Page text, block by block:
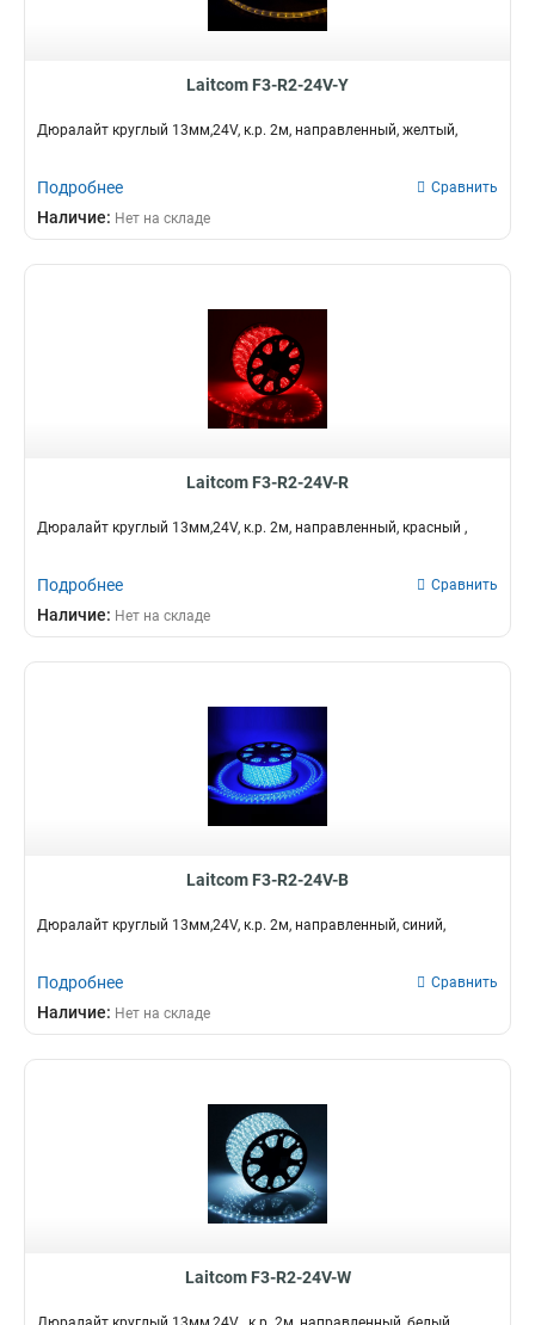
Laitcom F3-R2-24V-Y
Дюралайт круглый 13мм,24V, к.р. 2м, направленный, желтый,
Подробнее Сравнить
Наличие: Нет на складе
Laitcom F3-R2-24V-R
Дюралайт круглый 13мм,24V, к.р. 2м, направленный, красный ,
Подробнее Сравнить
Наличие: Нет на складе
Laitcom F3-R2-24V-B
Дюралайт круглый 13мм,24V, к.р. 2м, направленный, синий,
Подробнее Сравнить
Наличие: Нет на складе
Laitcom F3-R2-24V-W